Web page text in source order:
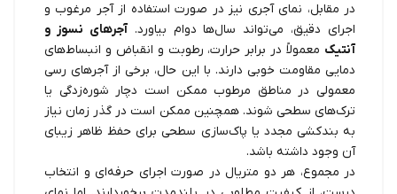
در مقابل، نمای آجری نیز در صورت استفاده از آجر مرغوب و
اجرای دقیق، می‌تواند سال‌ها دوام بیاورد.آجرهای نسوز و
آنتیک معمولاً در برابر حرارت، رطوبت و انقباض‌ و‌ انبساط‌های
دمایی مقاومت خوبی دارند. با این حال، برخی از آجرهای رسی
معمولی در مناطق مرطوب ممکن است دچار شوره‌زدگی یا
ترک‌های سطحی شوند. همچنین ممکن است در گذر زمان نیاز
به بندکشی مجدد یا پاک‌سازی سطحی برای حفظ ظاهر زیبای
آن وجود داشته باشد.
در مجموع، هر دو متریال در صورت اجرای حرفه‌ای و انتخاب